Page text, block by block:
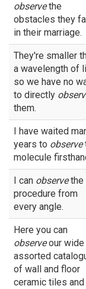
observethe
obstacles they
in their marriage.
They're smaller
a wavelength of
so we have no
to directly
them.
I have waited
years to observe
molecule
I can observethe
procedure from
every angle.
Here you can
observeour wide
assorted
of wall and floor
ceramic tiles and